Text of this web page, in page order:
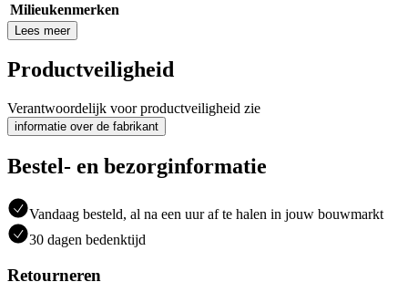
Milieukenmerken
Lees meer
Productveiligheid
Verantwoordelijk voor productveiligheid zie
informatie over de fabrikant
Bestel- en bezorginformatie
Vandaag besteld, al na een uur af te halen in jouw bouwmarkt
30 dagen bedenktijd
Retourneren